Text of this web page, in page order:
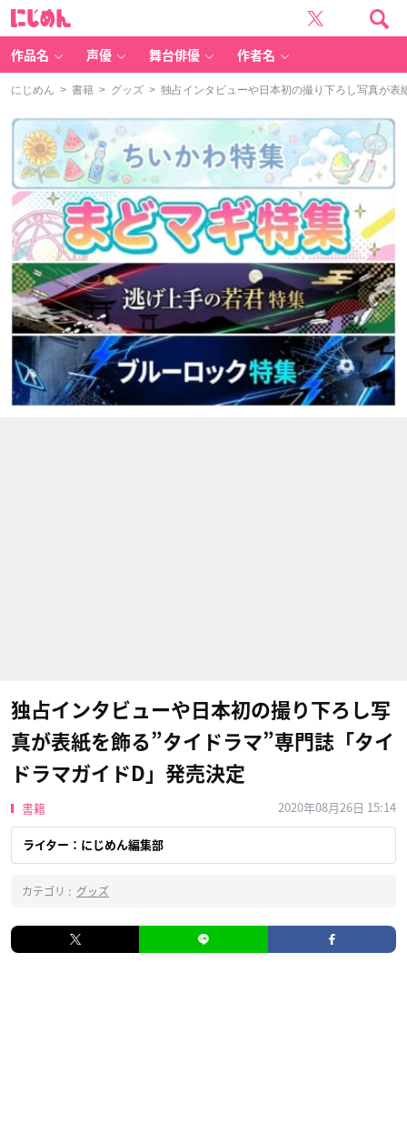
作品名 声優 舞台俳優 作者名
にじめん > 書籍 > グッズ > 独占インタビューや日本初の撮り下ろし写真が表
独占インタビューや日本初の撮り下ろし写
真が表紙を飾る”タイドラマ”専門誌「タイ
ドラマガイドD」発売決定
書籍 2020年08月26日 15:14
ライター：にじめん編集部
カテゴリ : グッズ